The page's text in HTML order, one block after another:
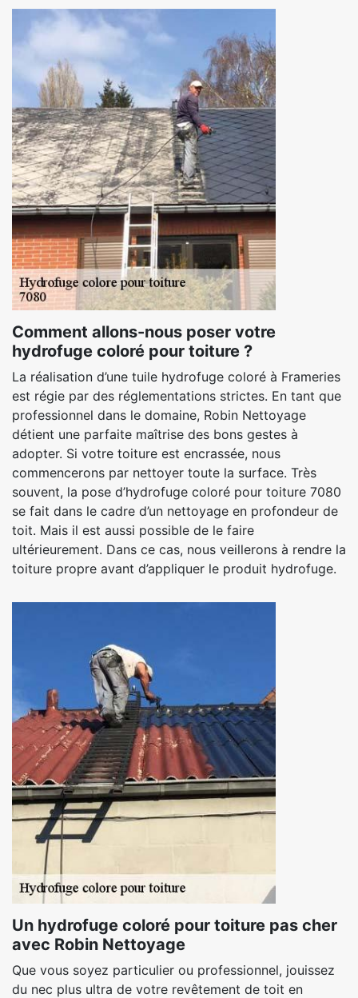
Comment allons-nous poser votre
hydrofuge coloré pour toiture ?
La réalisation d’une tuile hydrofuge coloré à Frameries
est régie par des réglementations strictes. En tant que
professionnel dans le domaine, Robin Nettoyage
détient une parfaite maîtrise des bons gestes à
adopter. Si votre toiture est encrassée, nous
commencerons par nettoyer toute la surface. Très
souvent, la pose d’hydrofuge coloré pour toiture 7080
se fait dans le cadre d’un nettoyage en profondeur de
toit. Mais il est aussi possible de le faire
ultérieurement. Dans ce cas, nous veillerons à rendre la
toiture propre avant d’appliquer le produit hydrofuge.
Un hydrofuge coloré pour toiture pas cher
avec Robin Nettoyage
Que vous soyez particulier ou professionnel, jouissez
du nec plus ultra de votre revêtement de toit en